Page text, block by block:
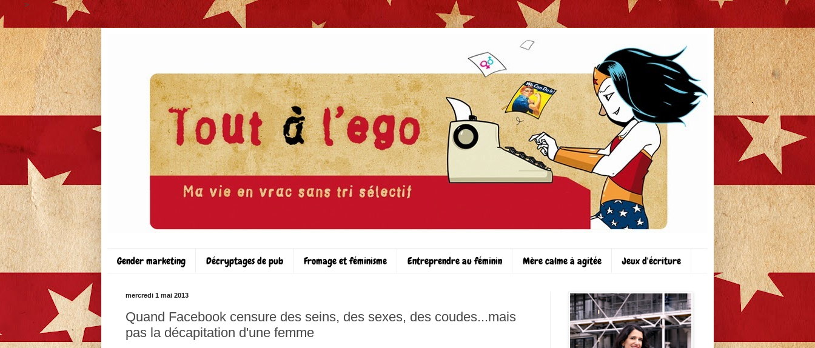
>
Gender marketing Décryptages de pub Fromage et féminisme Entreprendre au féminin Mère calme à agitée Jeux d'écriture
mercredi 1 mai 2013
Quand Facebook censure des seins, des sexes, des coudes...mais
pas la décapitation d'une femme